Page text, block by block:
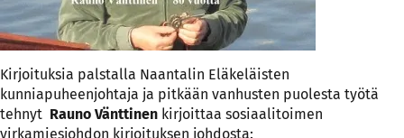
Kirjoituksia palstalla Naantalin Eläkeläisten
kunniapuheenjohtaja ja pitkään vanhusten puolesta työtä
tehnyt Rauno Vänttinen kirjoittaa sosiaalitoimen
virkamiesjohdon kirjoituksen johdosta: